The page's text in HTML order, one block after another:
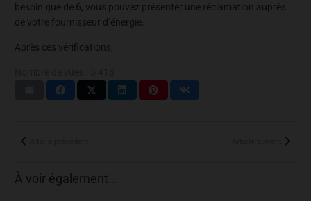
besoin que de 6, vous pouvez présenter une réclamation auprès
de votre fournisseur d’énergie.
Après ces vérifications,
À voir également…